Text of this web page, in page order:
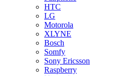
HTC
LG
Motorola
XLYNE
Bosch
Somfy
Sony Ericsson
Raspberry